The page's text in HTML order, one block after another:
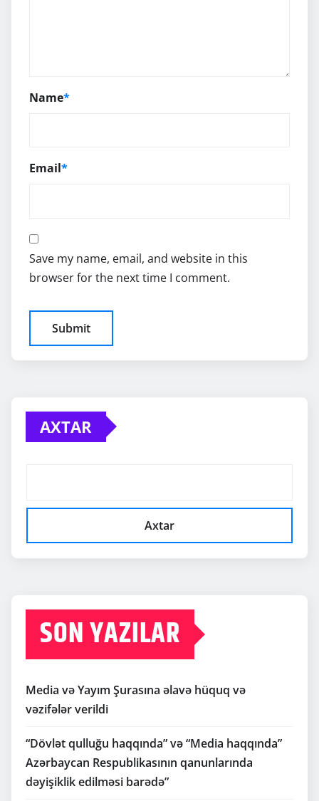
Name*
Email*
Save my name, email, and website in this
browser for the next time I comment.
AXTAR
Axtar
SON YAZILAR
Media və Yayım Şurasına əlavə hüquq və
vəzifələr verildi
“Dövlət qulluğu haqqında” və “Media haqqında”
Azərbaycan Respublikasının qanunlarında
dəyişiklik edilməsi barədə”